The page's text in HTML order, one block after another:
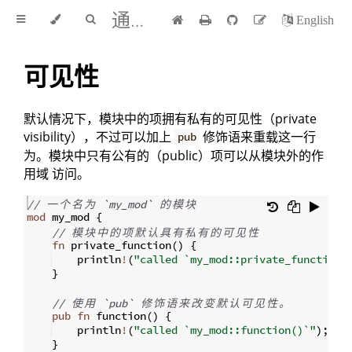
通过例子学 Rust 中文版 English
可见性
默认情况下，模块中的项拥有私有的可见性（private
visibility），不过可以加上 pub 修饰语来重载这一行
为。模块中只有公有的（public）项可以从模块外的作
用域 访问。
// 一 个名为 `my_mod` 的模块
mod my_mod {
// 模块 中的项默 认 具 有私 有的 可 见 性
fn private_function()
{
    println
! ("called
}
// 使用 `pub` 修 饰 语来改 变默 认 可 见 性。
pub fn function()
{
    println
! ("called `my_mod::function()`") ;
}